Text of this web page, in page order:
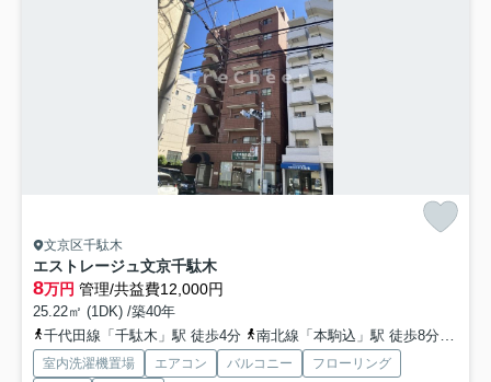
文京区千駄木
エストレージュ文京千駄木
8万円 管理/共益費12,000円
25.22㎡ (1DK) /築40年
千代田線「千駄木」駅 徒歩4分
南北線「本駒込」駅 徒歩8分
室内洗濯機置場 エアコン バルコニー
フローリング